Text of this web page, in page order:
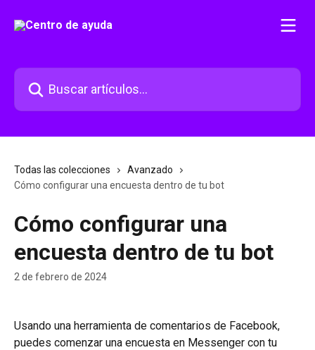
Buscar artículos...
Todas las colecciones
Avanzado
Cómo configurar una encuesta dentro de tu bot
Cómo configurar una
encuesta dentro de tu bot
2 de febrero de 2024
Usando una herramienta de comentarios de Facebook,
puedes comenzar una encuesta en Messenger con tu